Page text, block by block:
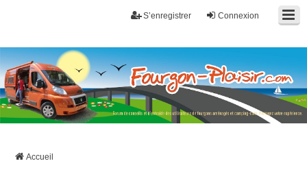
Connexion
S’enregistrer
Fourgon-plaisir.com
Forum de conseils et d'entraide des utilisateurs de fourgons, fourgons
aménagés, vans et de camping-car. Partagez votre expérience.
Accueil